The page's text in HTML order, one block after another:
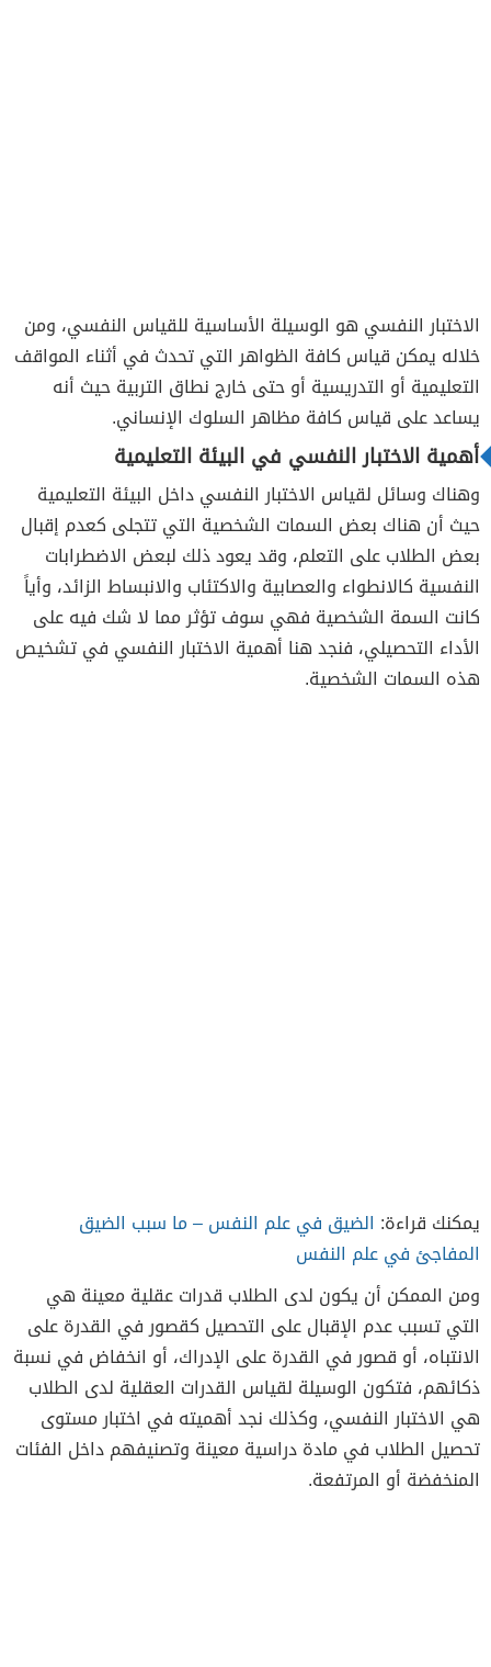
الاختبار النفسي هو الوسيلة الأساسية للقياس النفسي، ومن
خلاله يمكن قياس كافة الظواهر التي تحدث في أثناء المواقف
التعليمية أو التدريسية أو حتى خارج نطاق التربية حيث أنه
يساعد على قياس كافة مظاهر السلوك الإنساني.
أهمية الاختبار النفسي في البيئة التعليمية
وهناك وسائل لقياس الاختبار النفسي داخل البيئة التعليمية
حيث أن هناك بعض السمات الشخصية التي تتجلى كعدم إقبال
بعض الطلاب على التعلم، وقد يعود ذلك لبعض الاضطرابات
النفسية كالانطواء والعصابية والاكتئاب والانبساط الزائد، وأياً
كانت السمة الشخصية فهي سوف تؤثر مما لا شك فيه على
الأداء التحصيلي، فنجد هنا أهمية الاختبار النفسي في تشخيص
هذه السمات الشخصية.
يمكنك قراءة: الضيق في علم النفس – ما سبب الضيق
المفاجئ في علم النفس
ومن الممكن أن يكون لدى الطلاب قدرات عقلية معينة هي
التي تسبب عدم الإقبال على التحصيل كقصور في القدرة على
الانتباه، أو قصور في القدرة على الإدراك، أو انخفاض في نسبة
ذكائهم، فتكون الوسيلة لقياس القدرات العقلية لدى الطلاب
هي الاختبار النفسي، وكذلك نجد أهميته في اختبار مستوى
تحصيل الطلاب في مادة دراسية معينة وتصنيفهم داخل الفئات
المنخفضة أو المرتفعة.